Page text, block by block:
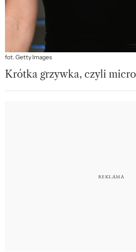
fot. Getty Images
Krótka grzywka, czyli